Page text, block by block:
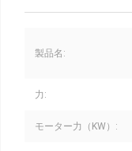
製品名:
力:
モーター力（KW）: